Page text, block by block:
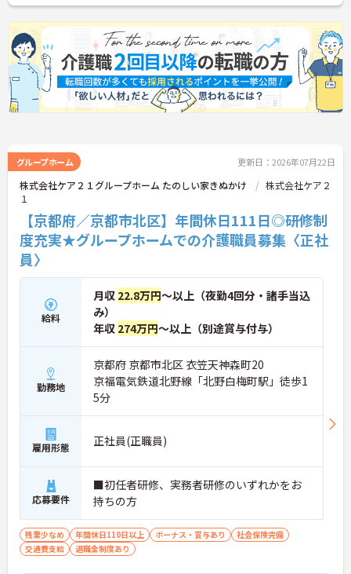
グループホーム 更新日：2026年07月22日
株式会社ケア２１グループホーム たのしい家きぬかけ
株式会社ケア２
１
【京都府／京都市北区】年間休日111日◎研修制
度充実★グループホームでの介護職員募集〈正社
員〉
給料
月収 22.8万円～以上（夜勤4回分・諸手当込
み）
年収 274万円～以上（別途賞与付与）
勤務地
京都府 京都市北区 衣笠天神森町20
京福電気鉄道北野線「北野白梅町駅」徒歩1
5分
雇用形態 正社員(正職員)
応募要件
■初任者研修、実務者研修のいずれかをお
持ちの方
残業少なめ 年間休日110日以上 ボーナス・賞与あり
社会保険完備
交通費支給
退職金制度あり